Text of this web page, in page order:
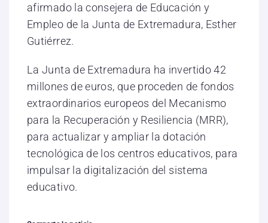
afirmado la consejera de Educación y
Empleo de la Junta de Extremadura, Esther
Gutiérrez.
La Junta de Extremadura ha invertido 42
millones de euros, que proceden de fondos
extraordinarios europeos del Mecanismo
para la Recuperación y Resiliencia (MRR),
para actualizar y ampliar la dotación
tecnológica de los centros educativos, para
impulsar la digitalización del sistema
educativo.